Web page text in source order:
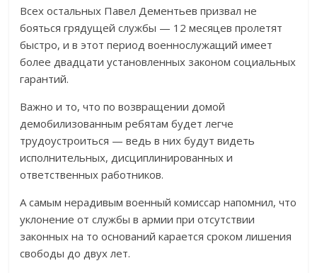
Всех остальных Павел Дементьев призвал не
бояться грядущей службы — 12 месяцев пролетят
быстро, и в этот период военнослужащий имеет
более двадцати установленных законом социальных
гарантий.
Важно и то, что по возвращении домой
демобилизованным ребятам будет легче
трудоустроиться — ведь в них будут видеть
исполнительных, дисциплинированных и
ответственных работников.
А самым нерадивым военный комиссар напомнил, что
уклонение от службы в армии при отсутствии
законных на то оснований карается сроком лишения
свободы до двух лет.